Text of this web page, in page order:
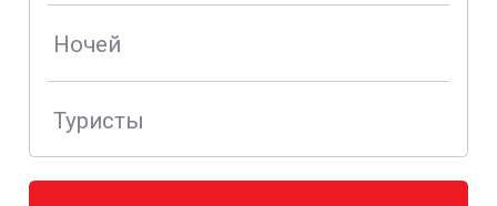
Ночей
Туристы